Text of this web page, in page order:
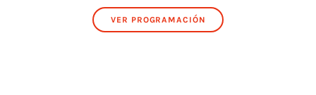
VER PROGRAMACIÓN